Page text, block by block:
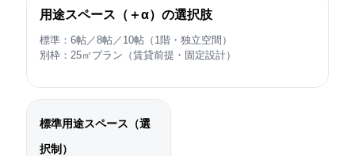
用途スペース（＋α）の選択肢
標準：6帖／8帖／10帖（1階・独立空間）
別枠：25㎡プラン（賃貸前提・固定設計）
標準用途スペース（選
択制）